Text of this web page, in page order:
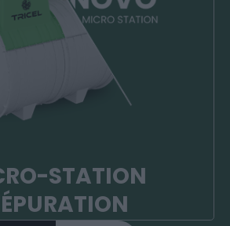
STATION
Culture fixée
résidence principale, neuf ou
jusqu’à 60EH
en PRV, Garantie 20 ans
légère facile à transporter
et à manutentionner.
fiable, aucune pièce
à l’intérieur de la cuve.